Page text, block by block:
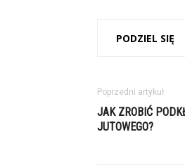
PODZIEL SIĘ
Poprzedni artykuł
JAK ZROBIĆ
JUTOWEGO?